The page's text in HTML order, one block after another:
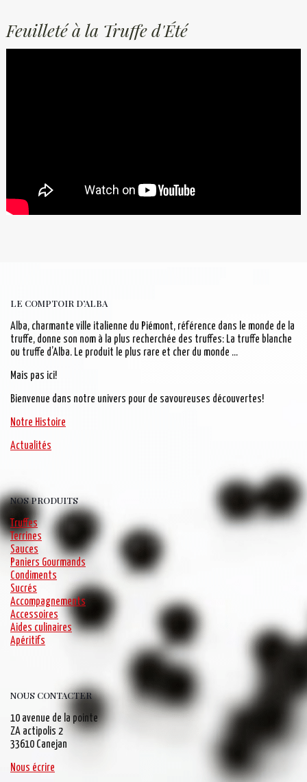
Feuilleté à la Truffe d'Été
LE COMPTOIR D’ALBA
Alba, charmante ville italienne du Piémont, référence dans le monde de la
truffe, donne son nom à la plus recherchée des truffes: La truffe blanche
ou truffe d’Alba. Le produit le plus rare et cher du monde …
Mais pas ici!
Bienvenue dans notre univers pour de savoureuses découvertes!
Notre Histoire
Actualités
NOS PRODUITS
Truffes
Terrines
Sauces
Paniers Gourmands
Condiments
Sucrés
Accompagnements
Accessoires
Aides culinaires
Apéritifs
NOUS CONTACTER
10 avenue de la pointe
ZA actipolis 2
33610 Canejan
Nous écrire